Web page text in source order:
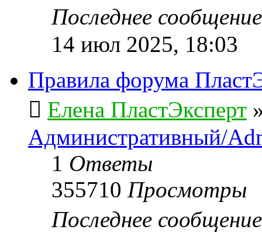
Последнее
14 июл 2025, 18:03
Правила форума
Елена ПластЭксперт
Административный/
1 Ответы
355710 Просмотры
Последнее